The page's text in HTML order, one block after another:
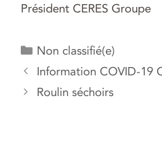
Président CERES Groupe
Catégories
Non classifié(e)
Navigation
des
Information COVID-19
Roulin séchoirs